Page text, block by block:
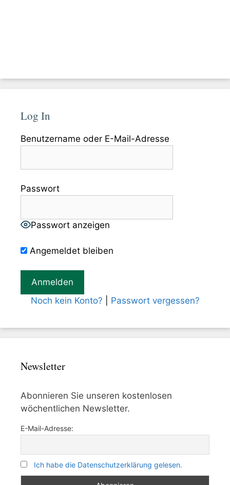
Log In
Benutzername oder E-Mail-Adresse
Passwort
Passwort anzeigen
Angemeldet bleiben
Noch kein Konto? Passwort vergessen?
Newsletter
Abonnieren Sie unseren kostenlosen
wöchentlichen Newsletter.
E-Mail-Adresse:
Ich habe die Datenschutzerklärung gelesen.